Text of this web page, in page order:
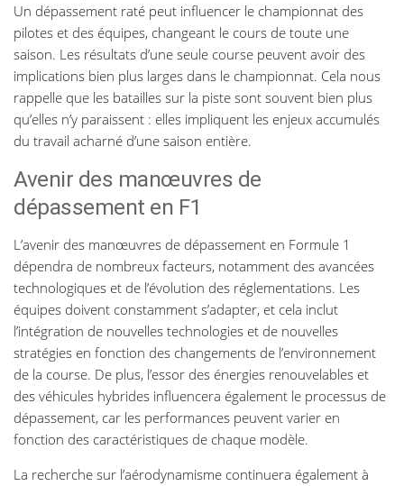
Un dépassement raté peut influencer le championnat des
pilotes et des équipes, changeant le cours de toute une
saison. Les résultats d’une seule course peuvent avoir des
implications bien plus larges dans le championnat. Cela nous
rappelle que les batailles sur la piste sont souvent bien plus
qu’elles n’y paraissent : elles impliquent les enjeux accumulés
du travail acharné d’une saison entière.
Avenir des manœuvres de
dépassement en F1
L’avenir des manœuvres de dépassement en Formule 1
dépendra de nombreux facteurs, notamment des avancées
technologiques et de l’évolution des réglementations. Les
équipes doivent constamment s’adapter, et cela inclut
l’intégration de nouvelles technologies et de nouvelles
stratégies en fonction des changements de l’environnement
de la course. De plus, l’essor des énergies renouvelables et
des véhicules hybrides influencera également le processus de
dépassement, car les performances peuvent varier en
fonction des caractéristiques de chaque modèle.
La recherche sur l’aérodynamisme continuera également à